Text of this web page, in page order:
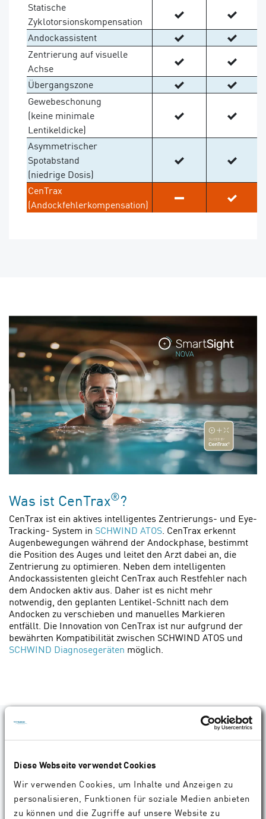
Diese Webseite verwendet Cookies
Wir verwenden Cookies, um Inhalte und Anzeigen zu
personalisieren, Funktionen für soziale Medien anbieten
zu können und die Zugriffe auf unsere Website zu
Statische
Zyklotorsionskompensation
Andockassistent
Zentrierung auf visuelle
Achse
Übergangszone
Gewebeschonung
(keine minimale
Lentikeldicke)
Asymmetrischer
Spotabstand
(niedrige Dosis)
CenTrax
(Andockfehlerkompensation)
Was ist CenTrax®?
CenTrax ist ein aktives intelligentes Zentrierungs- und Eye-
Tracking- System in SCHWIND ATOS . CenTrax erkennt
Augenbewegungen während der Andockphase, bestimmt
die Position des Auges und leitet den Arzt dabei an, die
Zentrierung zu optimieren. Neben dem intelligenten
Andockassistenten gleicht CenTrax auch Restfehler nach
dem Andocken aktiv aus. Daher ist es nicht mehr
notwendig, den geplanten Lentikel-Schnitt nach dem
Andocken zu verschieben und manuelles Markieren
entfällt. Die Innovation von CenTrax ist nur aufgrund der
bewährten Kompatibilität zwischen SCHWIND ATOS und
SCHWIND Diagnosegeräten möglich.
CenTrax –
Intelligent Centration
Maria
Clara
Arbelaez,